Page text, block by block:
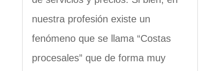
nuestra profesión existe un
fenómeno que se llama “Costas
procesales” que de forma muy